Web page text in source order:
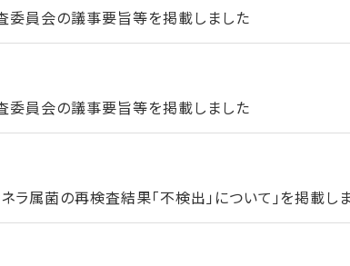
員会の議事要旨等を掲載しました
員会の議事要旨等を掲載しました
ラ属菌の再検査結果「不検出」について」を掲載し